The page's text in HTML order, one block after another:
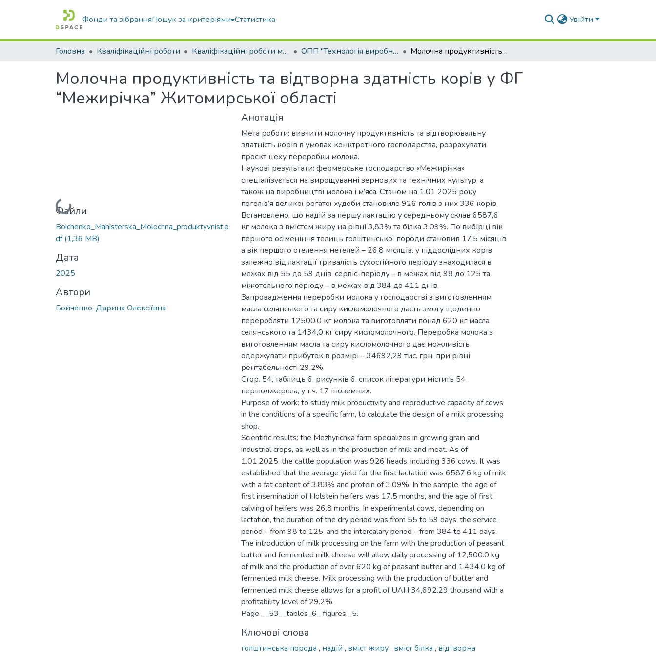
Фонди та зібранняПошук за критеріями Статистика Увійти
Головна Кваліфікаційні роботи Кваліфікаційні роботи магістрів ОПП "Технологія виробництва і переробки продукції тваринництва" Молочна продуктивність та відтворна здатність корів у ФГ “Межирічка” Житомирської області
Молочна продуктивність та відтворна здатність корів у ФГ
“Межирічка” Житомирської області
Вантажиться...
Файли
Boichenko_Mahisterska_Molochna_produktyvnist.p
df(1,36 MB)
Дата
2025
Автори
Бойченко, Дарина Олексіївна
Анотація
Мета роботи: вивчити молочну продуктивність та відтворювальну
здатність корів в умовах конктретного господарства, розрахувати
проєкт цеху переробки молока.
Наукові результати: фермерське господарство «Межирічка»
спеціалізується на вирощуванні зернових та технічних культур, а
також на виробництві молока і м’яса. Станом на 1.01 2025 року
поголів’я великої рогатої xудоби становило 926 голів з ниx 336 корів.
Встановлено, що надій за першу лактацію у середньому склав 6587,6
кг молока з вмістом жиру на рівні 3,83% та білка 3,09%. По вибірці вік
першого осіменіння телиць голштинської породи становив 17,5 місяців,
а вік першого отелення нетелей – 26,8 місяців. у піддослідних корів
залежно від лактації тривалість сухостійного періоду знаходилася в
межах від 55 до 59 днів, сервіс-періоду – в межах від 98 до 125 та
міжотельного періоду – в межах від 384 до 411 днів.
Запровадження переробки молока у господарстві з виготовленням
масла селянського та сиру кисломолочного дасть змогу щоденно
переробляти 12500,0 кг молока та виготовляти понад 620 кг масла
селянського та 1434,0 кг сиру кисломолочного. Переробка молока з
виготовленням масла та сиру кисломолочного дає можливість
одержувати прибуток в розмірі – 34692,29 тис. грн. при рівні
рентабельності 29,2%.
Стор. 54, таблиць 6, рисунків 6, список літератури містить 54
першоджерела, у т.ч. 17 іноземних.
Purpose of work: to study milk productivity and reproductive capacity of cows
in the conditions of a specific farm, to calculate the design of a milk processing
shop.
Scientific results: the Mezhyrichka farm specializes in growing grain and
industrial crops, as well as in the production of milk and meat. As of
1.01.2025, the cattle population was 926 heads, including 336 cows. It was
established that the average yield for the first lactation was 6587.6 kg of milk
with a fat content of 3.83% and protein of 3.09%. In the sample, the age of
first insemination of Holstein heifers was 17.5 months, and the age of first
calving of heifers was 26.8 months. In experimental cows, depending on
lactation, the duration of the dry period was from 55 to 59 days, the service
period - from 98 to 125, and the intercalary period - from 384 to 411 days.
The introduction of milk processing on the farm with the production of peasant
butter and fermented milk cheese will allow daily processing of 12,500.0 kg
of milk and the production of over 620 kg of peasant butter and 1,434.0 kg of
fermented milk cheese. Milk processing with the production of butter and
fermented milk cheese allows for a profit of UAH 34,692.29 thousand with a
profitability level of 29.2%.
Page __53__tables_6_ figures _5.
Ключові слова
голштинська порода , надій , вміст жиру, вміст білка , відтворна